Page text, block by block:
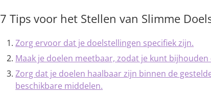
7 Tips voor het Stellen van Slimme
Zorg ervoor dat je doelstellingen specifiek zijn.
Maak je doelen meetbaar, zodat je kunt bijhouden
Zorg dat je doelen haalbaar zijn binnen de
beschikbare middelen.